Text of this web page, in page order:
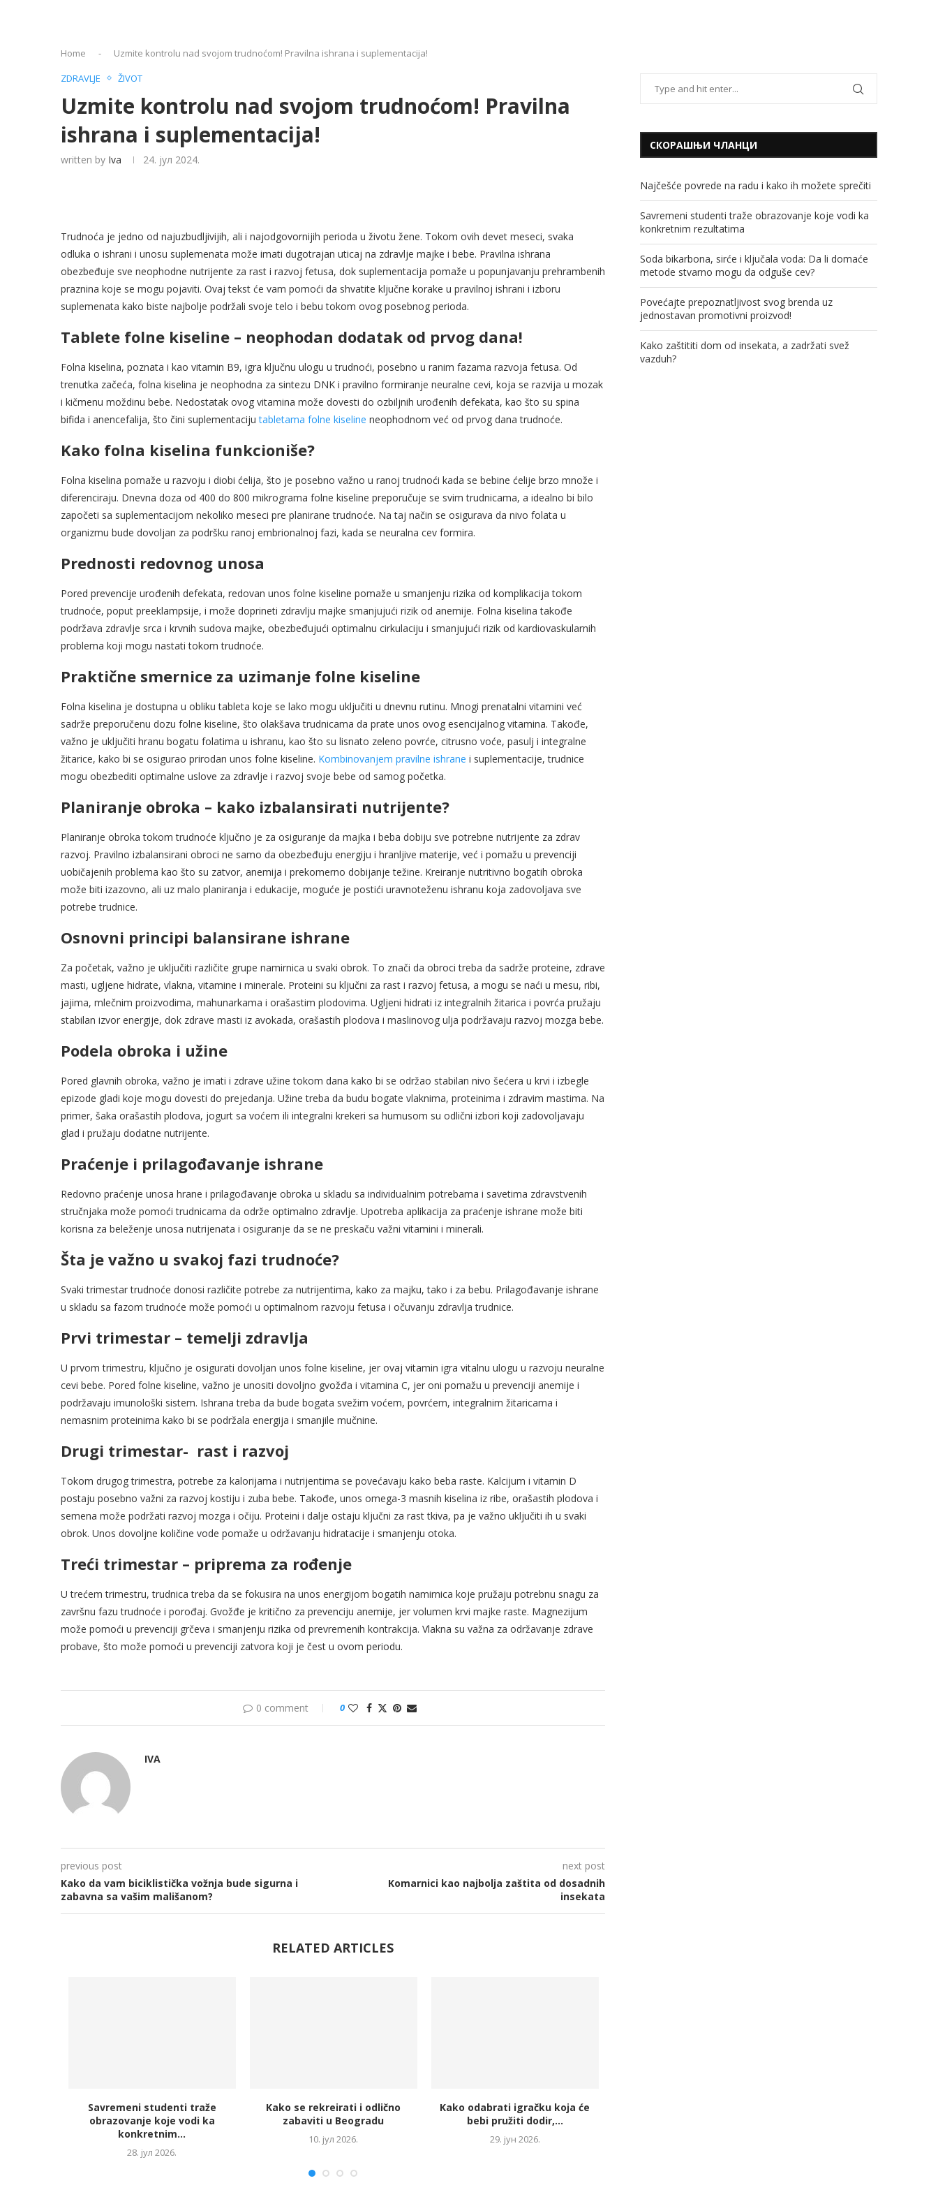
Home -
Uzmite kontrolu nad svojom trudnoćom! Pravilna ishrana i suplementacija!
ZDRAVLJE
ŽIVOT
Uzmite kontrolu nad svojom trudnoćom! Pravilna
ishrana i suplementacija!
written by Iva 24. јул 2024.
Trudnoća je jedno od najuzbudljivijih, ali i najodgovornijih perioda u životu žene. Tokom ovih devet meseci, svaka
odluka o ishrani i unosu suplemenata može imati dugotrajan uticaj na zdravlje majke i bebe. Pravilna ishrana
obezbeđuje sve neophodne nutrijente za rast i razvoj fetusa, dok suplementacija pomaže u popunjavanju prehrambenih
praznina koje se mogu pojaviti. Ovaj tekst će vam pomoći da shvatite ključne korake u pravilnoj ishrani i izboru
suplemenata kako biste najbolje podržali svoje telo i bebu tokom ovog posebnog perioda.
Tablete folne kiseline – neophodan dodatak od prvog dana!
Folna kiselina, poznata i kao vitamin B9, igra ključnu ulogu u trudnoći, posebno u ranim fazama razvoja fetusa. Od
trenutka začeća, folna kiselina je neophodna za sintezu DNK i pravilno formiranje neuralne cevi, koja se razvija u mozak
i kičmenu moždinu bebe. Nedostatak ovog vitamina može dovesti do ozbiljnih urođenih defekata, kao što su spina
bifida i anencefalija, što čini suplementacijutabletama folne kiseline neophodnom već od prvog dana trudnoće.
Kako folna kiselina funkcioniše?
Folna kiselina pomaže u razvoju i diobi ćelija, što je posebno važno u ranoj trudnoći kada se bebine ćelije brzo množe i
diferenciraju. Dnevna doza od 400 do 800 mikrograma folne kiseline preporučuje se svim trudnicama, a idealno bi bilo
započeti sa suplementacijom nekoliko meseci pre planirane trudnoće. Na taj način se osigurava da nivo folata u
organizmu bude dovoljan za podršku ranoj embrionalnoj fazi, kada se neuralna cev formira.
Prednosti redovnog unosa
Pored prevencije urođenih defekata, redovan unos folne kiseline pomaže u smanjenju rizika od komplikacija tokom
trudnoće, poput preeklampsije, i može doprineti zdravlju majke smanjujući rizik od anemije. Folna kiselina takođe
podržava zdravlje srca i krvnih sudova majke, obezbeđujući optimalnu cirkulaciju i smanjujući rizik od kardiovaskularnih
problema koji mogu nastati tokom trudnoće.
Praktične smernice za uzimanje folne kiseline
Folna kiselina je dostupna u obliku tableta koje se lako mogu uključiti u dnevnu rutinu. Mnogi prenatalni vitamini već
sadrže preporučenu dozu folne kiseline, što olakšava trudnicama da prate unos ovog esencijalnog vitamina. Takođe,
važno je uključiti hranu bogatu folatima u ishranu, kao što su lisnato zeleno povrće, citrusno voće, pasulj i integralne
žitarice, kako bi se osigurao prirodan unos folne kiseline. Kombinovanjem pravilne ishrane i suplementacije, trudnice
mogu obezbediti optimalne uslove za zdravlje i razvoj svoje bebe od samog početka.
Planiranje obroka – kako izbalansirati nutrijente?
Planiranje obroka tokom trudnoće ključno je za osiguranje da majka i beba dobiju sve potrebne nutrijente za zdrav
razvoj. Pravilno izbalansirani obroci ne samo da obezbeđuju energiju i hranljive materije, već i pomažu u prevenciji
uobičajenih problema kao što su zatvor, anemija i prekomerno dobijanje težine. Kreiranje nutritivno bogatih obroka
može biti izazovno, ali uz malo planiranja i edukacije, moguće je postići uravnoteženu ishranu koja zadovoljava sve
potrebe trudnice.
Osnovni principi balansirane ishrane
Za početak, važno je uključiti različite grupe namirnica u svaki obrok. To znači da obroci treba da sadrže proteine, zdrave
masti, ugljene hidrate, vlakna, vitamine i minerale. Proteini su ključni za rast i razvoj fetusa, a mogu se naći u mesu, ribi,
jajima, mlečnim proizvodima, mahunarkama i orašastim plodovima. Ugljeni hidrati iz integralnih žitarica i povrća pružaju
stabilan izvor energije, dok zdrave masti iz avokada, orašastih plodova i maslinovog ulja podržavaju razvoj mozga bebe.
Podela obroka i užine
Pored glavnih obroka, važno je imati i zdrave užine tokom dana kako bi se održao stabilan nivo šećera u krvi i izbegle
epizode gladi koje mogu dovesti do prejedanja. Užine treba da budu bogate vlaknima, proteinima i zdravim mastima. Na
primer, šaka orašastih plodova, jogurt sa voćem ili integralni krekeri sa humusom su odlični izbori koji zadovoljavaju
glad i pružaju dodatne nutrijente.
Praćenje i prilagođavanje ishrane
Redovno praćenje unosa hrane i prilagođavanje obroka u skladu sa individualnim potrebama i savetima zdravstvenih
stručnjaka može pomoći trudnicama da održe optimalno zdravlje. Upotreba aplikacija za praćenje ishrane može biti
korisna za beleženje unosa nutrijenata i osiguranje da se ne preskaču važni vitamini i minerali.
Šta je važno u svakoj fazi trudnoće?
Svaki trimestar trudnoće donosi različite potrebe za nutrijentima, kako za majku, tako i za bebu. Prilagođavanje ishrane
u skladu sa fazom trudnoće može pomoći u optimalnom razvoju fetusa i očuvanju zdravlja trudnice.
Prvi trimestar – temelji zdravlja
U prvom trimestru, ključno je osigurati dovoljan unos folne kiseline, jer ovaj vitamin igra vitalnu ulogu u razvoju neuralne
cevi bebe. Pored folne kiseline, važno je unositi dovoljno gvožđa i vitamina C, jer oni pomažu u prevenciji anemije i
podržavaju imunološki sistem. Ishrana treba da bude bogata svežim voćem, povrćem, integralnim žitaricama i
nemasnim proteinima kako bi se podržala energija i smanjile mučnine.
Drugi trimestar- rast i razvoj
Tokom drugog trimestra, potrebe za kalorijama i nutrijentima se povećavaju kako beba raste. Kalcijum i vitamin D
postaju posebno važni za razvoj kostiju i zuba bebe. Takođe, unos omega-3 masnih kiselina iz ribe, orašastih plodova i
semena može podržati razvoj mozga i očiju. Proteini i dalje ostaju ključni za rast tkiva, pa je važno uključiti ih u svaki
obrok. Unos dovoljne količine vode pomaže u održavanju hidratacije i smanjenju otoka.
Treći trimestar – priprema za rođenje
U trećem trimestru, trudnica treba da se fokusira na unos energijom bogatih namirnica koje pružaju potrebnu snagu za
završnu fazu trudnoće i porođaj. Gvožđe je kritično za prevenciju anemije, jer volumen krvi majke raste. Magnezijum
može pomoći u prevenciji grčeva i smanjenju rizika od prevremenih kontrakcija. Vlakna su važna za održavanje zdrave
probave, što može pomoći u prevenciji zatvora koji je čest u ovom periodu.
0 comment 0
IVA
previous post
Kako da vam biciklistička vožnja bude sigurna i
zabavna sa vašim mališanom?
next post
Komarnici kao najbolja zaštita od dosadnih
insekata
RELATED ARTICLES
Savremeni studenti traže
obrazovanje koje vodi ka
konkretnim...
28. јул 2026.
Kako se rekreirati i odlično
zabaviti u Beogradu
10. јул 2026.
Kako odabrati igračku koja će
bebi pružiti dodir,...
29. јун 2026.
СКОРАШЊИ ЧЛАНЦИ
Najčešće povrede na radu i kako ih možete sprečiti
Savremeni studenti traže obrazovanje koje vodi ka
konkretnim rezultatima
Soda bikarbona, sirće i ključala voda: Da li domaće
metode stvarno mogu da odguše cev?
Povećajte prepoznatljivost svog brenda uz
jednostavan promotivni proizvod!
Kako zaštititi dom od insekata, a zadržati svež
vazduh?